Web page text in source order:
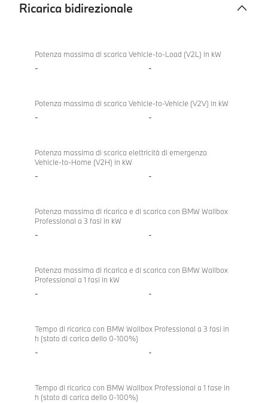
Ricarica bidirezionale
bidirezionale
eDrive40
Touring
Potenza massima di scarica Vehicle-to-Load (V2L) in kW
- -
Potenza massima di scarica Vehicle-to-Vehicle (V2V) in kW
- -
Potenza massima di scarica elettricità di emergenza
Vehicle-to-Home (V2H) in kW
- -
Potenza massima di ricarica e di scarica con BMW Wallbox
Professional a 3 fasi in kW
- -
Potenza massima di ricarica e di scarica con BMW Wallbox
Professional a 1 fasi in kW
- -
Tempo di ricarica con BMW Wallbox Professional a 3 fasi in
h (stato di carica dello 0-100%)
- -
Tempo di ricarica con BMW Wallbox Professional a 1 fase in
h (stato di carica dello 0-100%)